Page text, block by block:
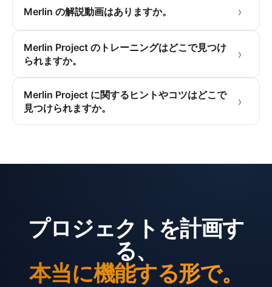
Merlin の解説動画はありますか。
Merlin Project のトレーニングはどこで見つけ
られますか。
Merlin Project に関するヒントやコツはどこで
見つけられますか。
プロジェクトを計画す
る、
本当に機能する形で。